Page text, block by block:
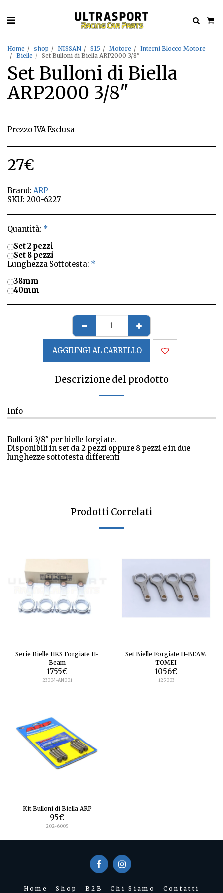
Home shop NISSAN S15 Motore
Interni Blocco Motore
Bielle
Set Bulloni di Biella ARP2000 3/8"
Set Bulloni di Biella
ARP2000 3/8"
Prezzo IVA Esclusa
27€
Brand: ARP
SKU: 200-6227
Quantità: *
Set 2 pezzi
Set 8 pezzi
Lunghezza Sottotesta: *
38mm
40mm
AGGIUNGI AL CARRELLO
Descrizione del prodotto
Info
Bulloni 3/8" per bielle forgiate.
Disponibili in set da 2 pezzi oppure 8 pezzi e in due
lunghezze sottotesta differenti
Prodotti Correlati
Serie Bielle HKS Forgiate H-
Beam
1755€
23004-AN001
Set Bielle Forgiate H-BEAM
TOMEI
1056€
125003
Kit Bulloni di Biella ARP
95€
202-6005
Home Shop B2B Chi Siamo Contatti